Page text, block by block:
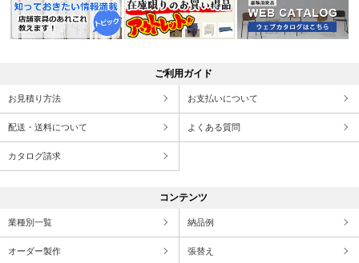
ご利用ガイド
お見積り方法 お支払いについて
配送・送料について よくある質問
カタログ請求
コンテンツ
業種別一覧 納品例
オーダー製作 張替え